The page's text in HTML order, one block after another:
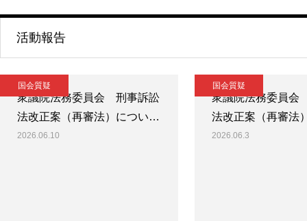
活動報告
国会質疑
衆議院法務委員会 刑事訴訟
法改正案（再審法）につい…
2026.06.10
国会質疑
衆議院法務委員
法改正案（再審法
2026.06.3